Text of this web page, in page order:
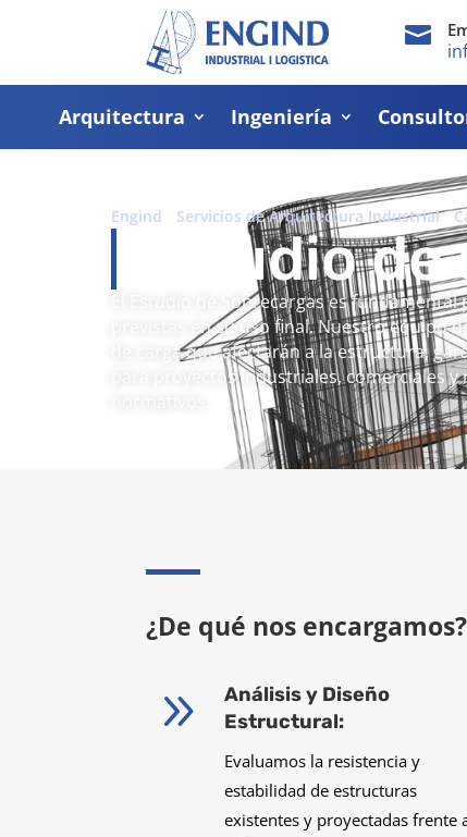

Arquitectura Ingeniería
Engind Servicios de Arquitectura Industrial-
Estudio
El Estudio de Sobrecargas es
previstas en su uso final. Nuestro equipo
de carga que afectarán a la estructura,
para proyectos industriales, comerciales
¿De qué nos encargamos?
9
Análisis y Diseño
Estructural:
Evaluamos la resistencia y
estabilidad de estructuras
existentes y proyectadas frente